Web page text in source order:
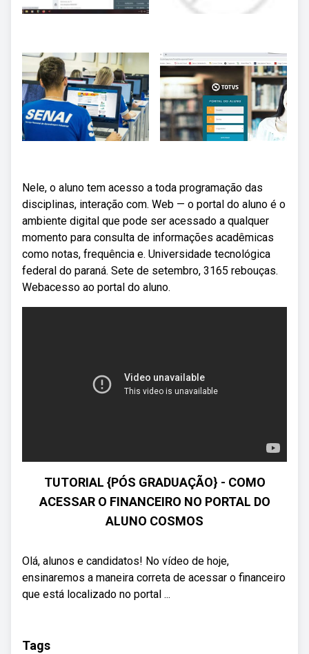
Nele, o aluno tem acesso a toda programação das
disciplinas, interação com. Web — o portal do aluno é o
ambiente digital que pode ser acessado a qualquer
momento para consulta de informações acadêmicas
como notas, frequência e. Universidade tecnológica
federal do paraná. Sete de setembro, 3165 rebouças.
Webacesso ao portal do aluno.
TUTORIAL {PÓS GRADUAÇÃO} - COMO
ACESSAR O FINANCEIRO NO PORTAL DO
ALUNO COSMOS
Olá, alunos e candidatos! No vídeo de hoje,
ensinaremos a maneira correta de acessar o financeiro
que está localizado no portal ...
Tags